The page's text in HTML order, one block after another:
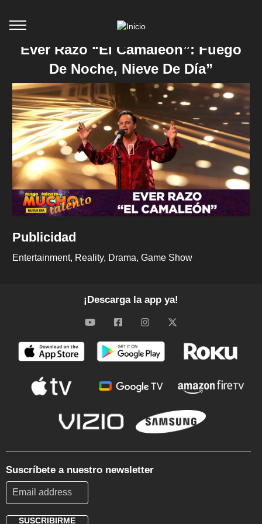
Ever Razo “El Camaleón”: Fuego
De Noche, Nieve De Día”
Publicidad
Entertainment Reality Drama Game Show
¡Descarga la app ya!
Suscríbete a nuestro newsletter
SUSCRIBIRME